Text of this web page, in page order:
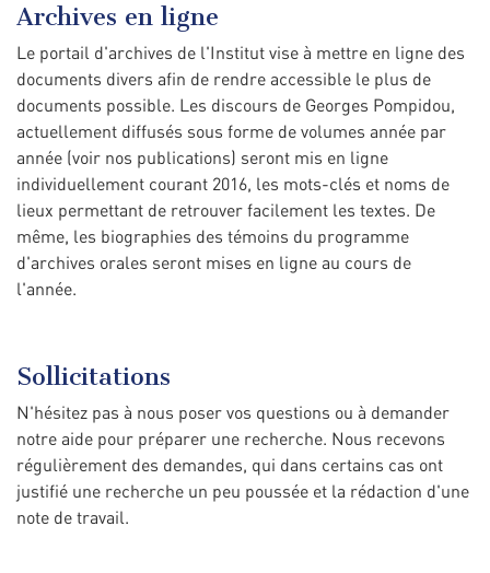
Archives en ligne
Le portail d'archives de l'Institut vise à mettre en ligne des
documents divers afin de rendre accessible le plus de
documents possible. Les discours de Georges Pompidou,
actuellement diffusés sous forme de volumes année par
année (voir nos publications) seront mis en ligne
individuellement courant 2016, les mots-clés et noms de
lieux permettant de retrouver facilement les textes. De
même, les biographies des témoins du programme
d'archives orales seront mises en ligne au cours de
l'année.
Sollicitations
N'hésitez pas à nous poser vos questions ou à demander
notre aide pour préparer une recherche. Nous recevons
régulièrement des demandes, qui dans certains cas ont
justifié une recherche un peu poussée et la rédaction d'une
note de travail.